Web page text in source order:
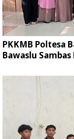
PKKMB Poltesa
Bawaslu